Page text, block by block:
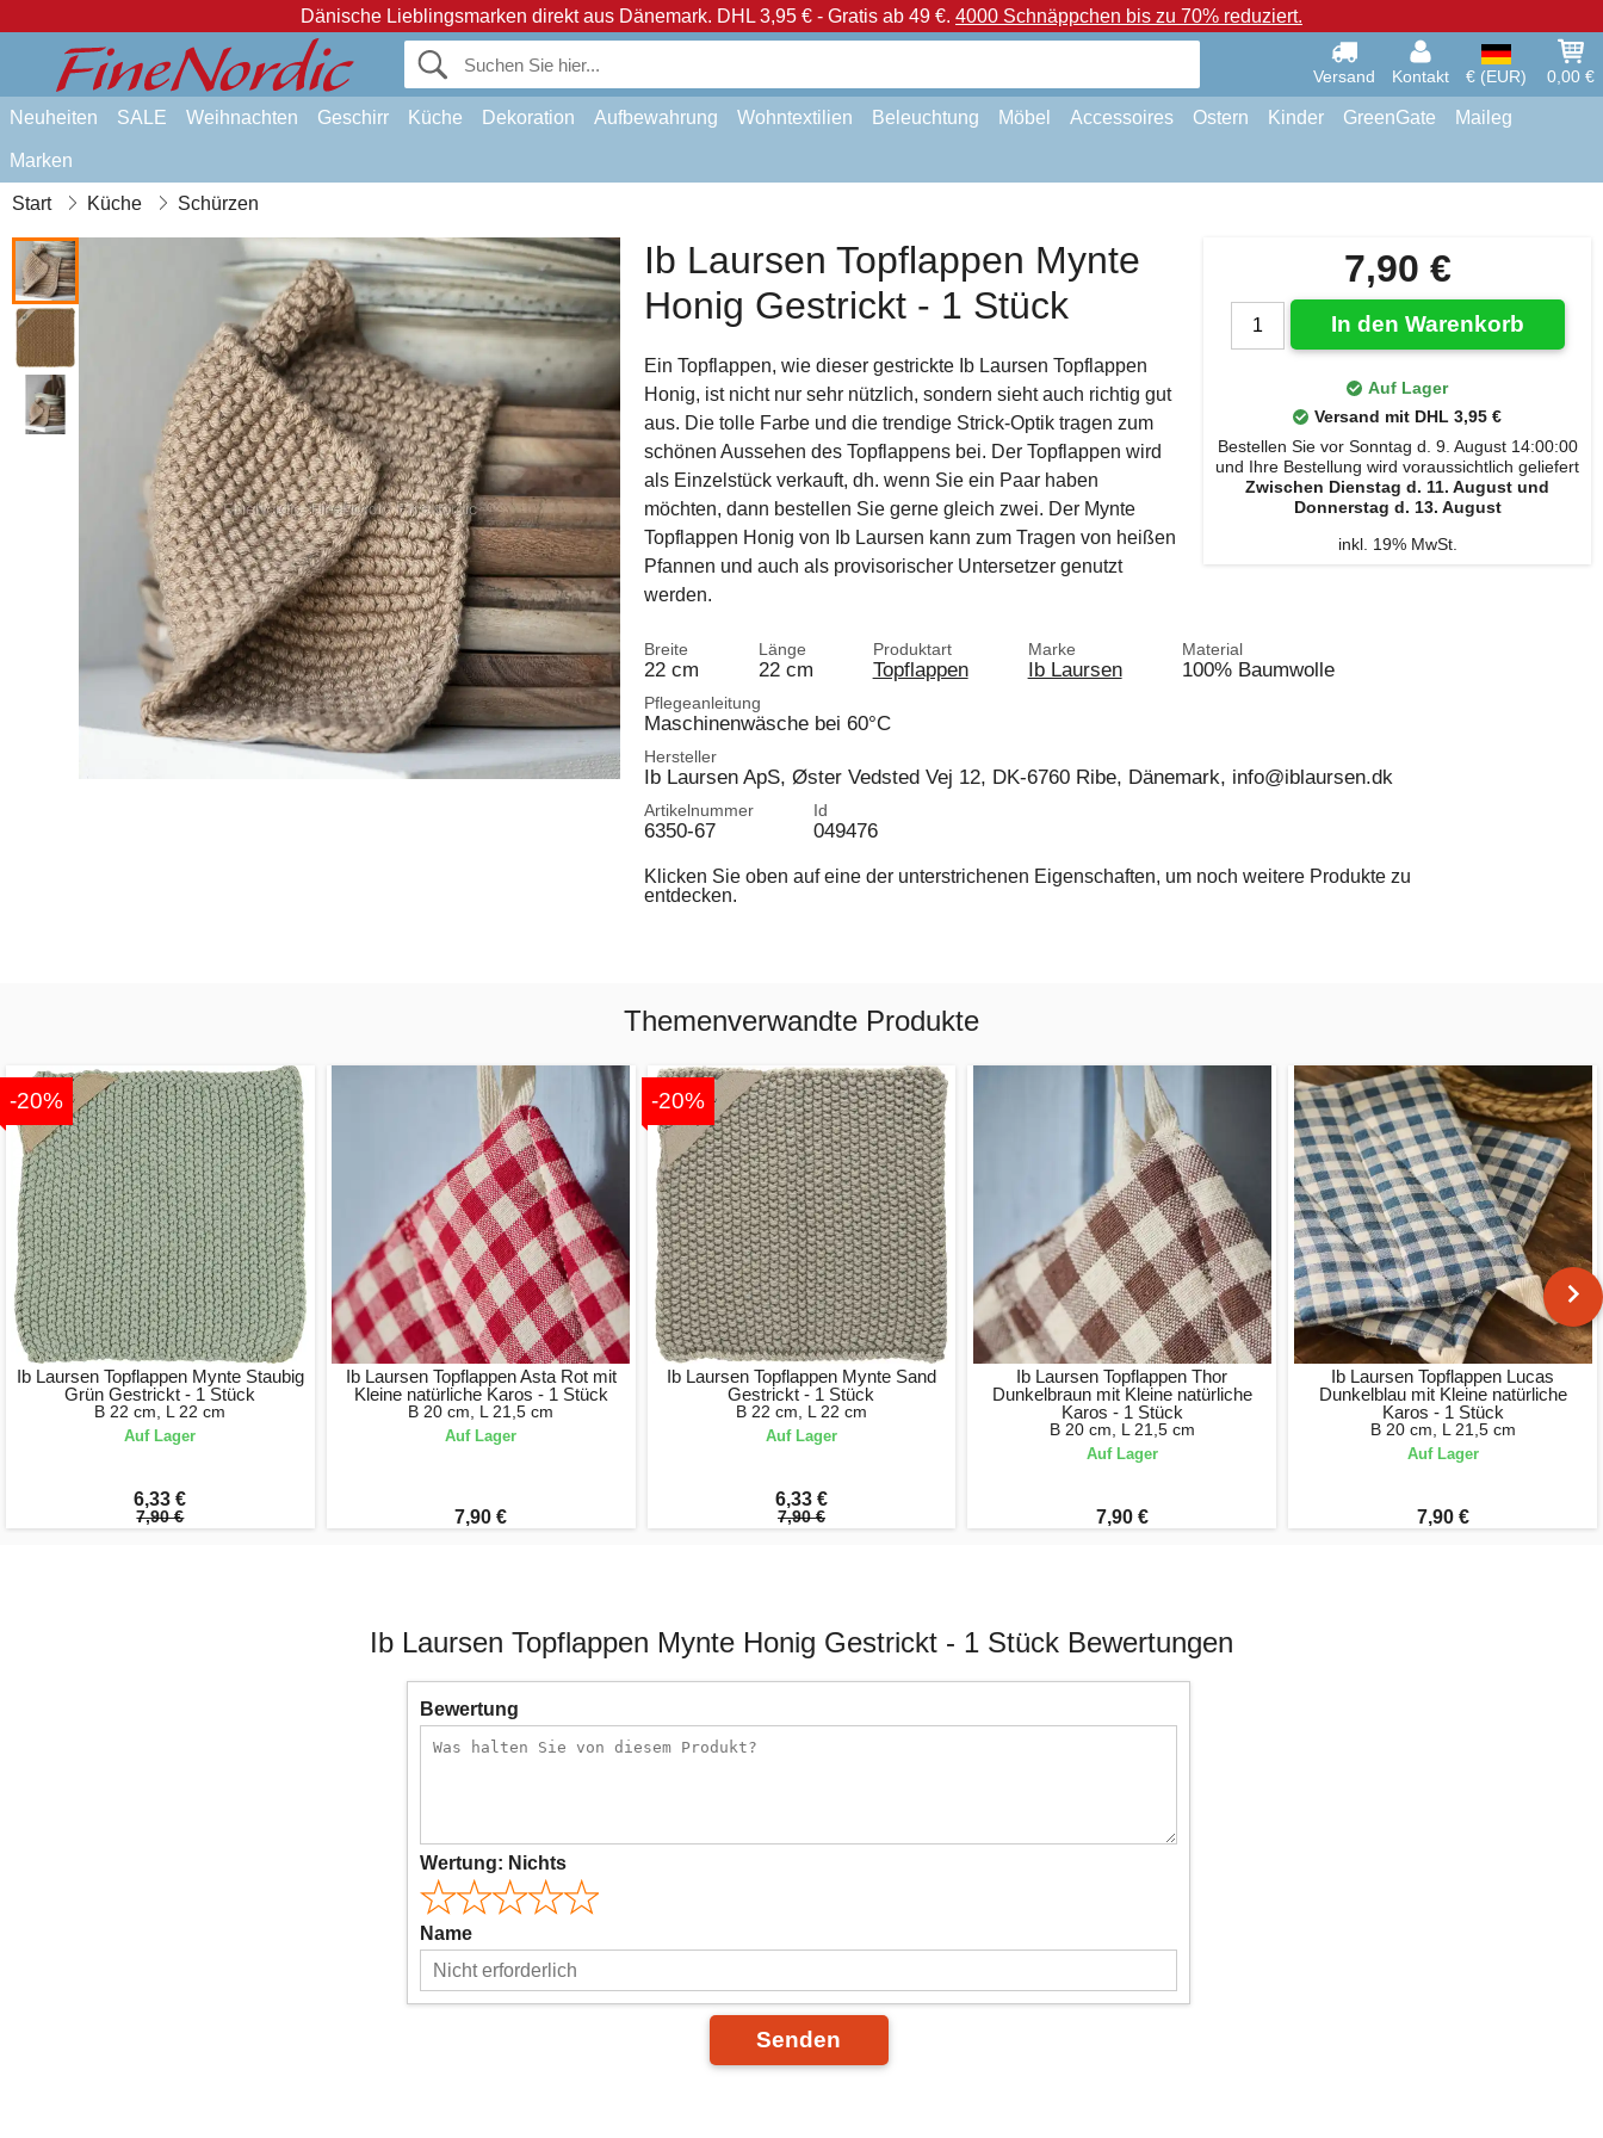
Dänische Lieblingsmarken direkt aus Dänemark. DHL 3,95 € - Gratis ab 49 €. 4000 Schnäppchen bis zu 70% reduziert.
Versand Kontakt € (EUR) 0,00 €
Neuheiten SALE Weihnachten Geschirr Küche Dekoration Aufbewahrung Wohntextilien Beleuchtung Möbel Accessoires Ostern Kinder GreenGate Maileg
Marken
Start Küche Schürzen
7,90 €
In den Warenkorb
Auf Lager
Versand mit DHL 3,95 €
Bestellen Sie vor Sonntag d. 9. August 14:00:00
und Ihre Bestellung wird voraussichtlich geliefert
Zwischen Dienstag d. 11. August und
Donnerstag d. 13. August
inkl. 19% MwSt.
Ib Laursen Topflappen Mynte
Honig Gestrickt - 1 Stück
Ein Topflappen, wie dieser gestrickte Ib Laursen Topflappen
Honig, ist nicht nur sehr nützlich, sondern sieht auch richtig gut
aus. Die tolle Farbe und die trendige Strick-Optik tragen zum
schönen Aussehen des Topflappens bei. Der Topflappen wird
als Einzelstück verkauft, dh. wenn Sie ein Paar haben
möchten, dann bestellen Sie gerne gleich zwei. Der Mynte
Topflappen Honig von Ib Laursen kann zum Tragen von heißen
Pfannen und auch als provisorischer Untersetzer genutzt
werden.
Breite
22 cm
Länge
22 cm
Produktart
Topflappen
Marke
Ib Laursen
Material
100% Baumwolle
Pflegeanleitung
Maschinenwäsche bei 60°C
Hersteller
Ib Laursen ApS, Øster Vedsted Vej 12, DK-6760 Ribe, Dänemark, info@iblaursen.dk
Artikelnummer
6350-67
Id
049476
Klicken Sie oben auf eine der unterstrichenen Eigenschaften, um noch weitere Produkte zu
entdecken.
Themenverwandte Produkte
-20%
Ib Laursen Topflappen Mynte Staubig
Grün Gestrickt - 1 Stück
B 22 cm, L 22 cm
Auf Lager
6,33 €
7,90 €
Ib Laursen Topflappen Asta Rot mit
Kleine natürliche Karos - 1 Stück
B 20 cm, L 21,5 cm
Auf Lager
7,90 €
-20%
Ib Laursen Topflappen Mynte Sand
Gestrickt - 1 Stück
B 22 cm, L 22 cm
Auf Lager
6,33 €
7,90 €
Ib Laursen Topflappen Thor
Dunkelbraun mit Kleine natürliche
Karos - 1 Stück
B 20 cm, L 21,5 cm
Auf Lager
7,90 €
Ib Laursen Topflappen Lucas
Dunkelblau mit Kleine natürliche
Karos - 1 Stück
B 20 cm, L 21,5 cm
Auf Lager
7,90 €
Ib Laursen Topflappen Mynte Honig Gestrickt - 1 Stück Bewertungen
Bewertung
Wertung: Nichts
Name
Senden